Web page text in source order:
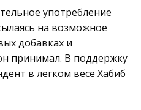
употребление
на возможное
добавках и
принимал. В поддержку
в легком весе Хабиб